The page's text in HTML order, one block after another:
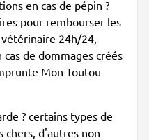
en cas de pépin ?
pour rembourser les
24h/24,
de dommages créés
Mon Toutou
? certains types de
d'autres non